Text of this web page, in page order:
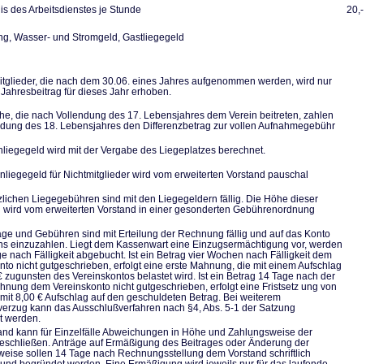
des Arbeitsdienstes je Stunde 20,-
Wasser- und Stromgeld, Gastliegegeld
die nach dem 30.06. eines Jahres aufgenommen werden, wird nur
für dieses Jahr erhoben.
die nach Vollendung des 17. Lebensjahres dem Verein beitreten, zahlen
des 18. Lebensjahres den Differenzbetrag zur vollen Aufnahmegebühr
wird mit der Vergabe des Liegeplatzes berechnet.
für Nichtmitglieder wird vom erweiterten Vorstand pauschal
Liegegebühren sind mit den Liegegeldern fällig. Die Höhe dieser
wird vom erweiterten Vorstand in einer gesonderten Gebührenordnung
und Gebühren sind mit Erteilung der Rechnung fällig und auf das Konto
einzuzahlen. Liegt dem Kassenwart eine Einzugsermächtigung vor, werden
nach Fälligkeit abgebucht. Ist ein Betrag vier Wochen nach Fälligkeit dem
nicht gutgeschrieben, erfolgt eine erste Mahnung, die mit einem Aufschlag
zugunsten des Vereinskontos belastet wird. Ist ein Betrag 14 Tage nach der
dem Vereinskonto nicht gutgeschrieben, erfolgt eine Fristsetz ung von
8,00 € Aufschlag auf den geschuldeten Betrag. Bei weiterem
kann das Ausschlußverfahren nach §4, Abs. 5-1 der Satzung
werden.
kann für Einzelfälle Abweichungen in Höhe und Zahlungsweise der
Anträge auf Ermäßigung des Beitrages oder Änderung der
sollen 14 Tage nach Rechnungsstellung dem Vorstand schriftlich